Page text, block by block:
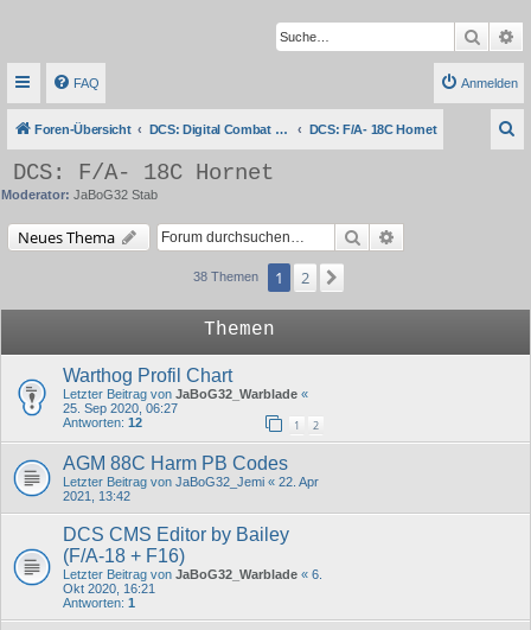
Suche
FAQ Anmelden
Foren-Übersicht DCS: Digital Combat Simulator Series DCS: F/A- 18C Hornet
DCS: F/A- 18C Hornet
Moderator: JaBoG32 Stab
Neues Thema Suche
38 Themen 1 2
Themen
Warthog Profil Chart
Letzter Beitrag von JaBoG32_Warblade «
25. Sep 2020, 06:27
Antworten: 12 1 2
AGM 88C Harm PB Codes
Letzter Beitrag von JaBoG32_Jemi « 22. Apr
2021, 13:42
DCS CMS Editor by Bailey
(F/A-18 + F16)
Letzter Beitrag von JaBoG32_Warblade « 6.
Okt 2020, 16:21
Antworten: 1